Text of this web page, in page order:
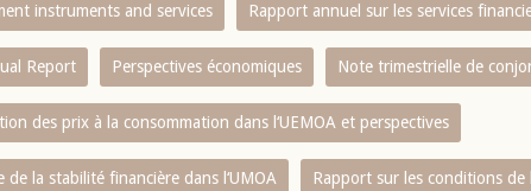
instruments and services Rapport annuel sur les services
Report Perspectives économiques Note trimestrielle de
des prix à la consommation dans l‘UEMOA et perspectives
de la stabilité financière dans l‘UMOA Rapport sur les conditions de